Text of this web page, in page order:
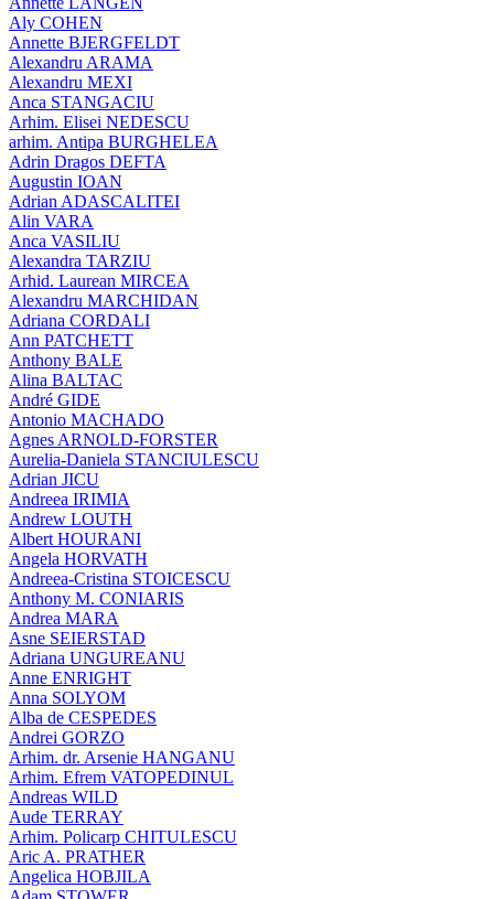
Aly COHEN
Annette BJERGFELDT
Alexandru ARAMA
Alexandru MEXI
Anca STANGACIU
Arhim. Elisei NEDESCU
arhim. Antipa BURGHELEA
Adrin Dragos DEFTA
Augustin IOAN
Adrian ADASCALITEI
Alin VARA
Anca VASILIU
Alexandra TARZIU
Arhid. Laurean MIRCEA
Alexandru MARCHIDAN
Adriana CORDALI
Ann PATCHETT
Anthony BALE
Alina BALTAC
André GIDE
Antonio MACHADO
Agnes ARNOLD-FORSTER
Aurelia-Daniela STANCIULESCU
Adrian JICU
Andreea IRIMIA
Andrew LOUTH
Albert HOURANI
Angela HORVATH
Andreea-Cristina STOICESCU
Anthony M. CONIARIS
Andrea MARA
Asne SEIERSTAD
Adriana UNGUREANU
Anne ENRIGHT
Anna SOLYOM
Alba de CESPEDES
Andrei GORZO
Arhim. dr. Arsenie HANGANU
Arhim. Efrem VATOPEDINUL
Andreas WILD
Aude TERRAY
Arhim. Policarp CHITULESCU
Aric A. PRATHER
Angelica HOBJILA